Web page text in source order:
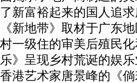
了新富裕起来的国人追
《新地带》取材于广东
村一级住的审美后殖民
乐》呈现乡村荒诞的娱
香港艺术家唐景峰的《